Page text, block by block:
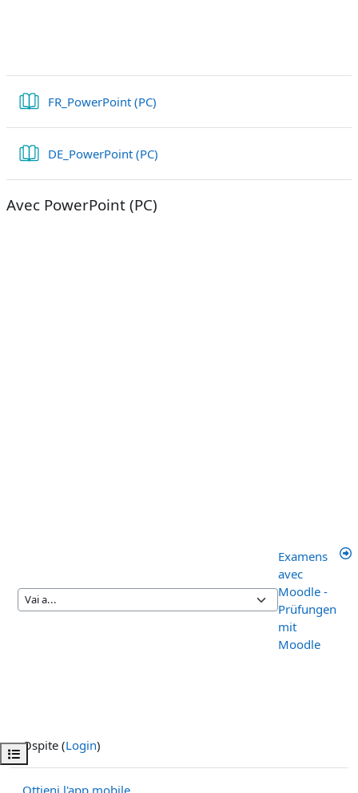
Apri indice del corso
FR_PowerPoint (PC)
DE_PowerPoint (PC)
Avec PowerPoint (PC)
Examens
avec
Moodle -
Prüfungen
mit
Moodle
Ospite (Login)